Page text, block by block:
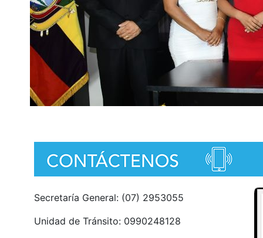
Secretaría General: (07) 2953055
Unidad de Tránsito: 0990248128